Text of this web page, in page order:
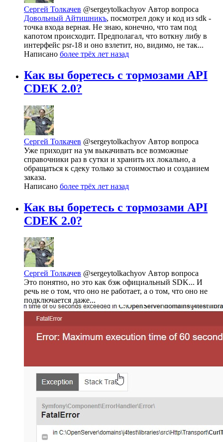
Сергей Толкачев @sergeytolkachyov Автор вопроса
Довольный Айтишникъ, посмотрел доку и код из sdk -
точка входа верная. Не знаю, конечно, что там под
капотом происходит. Предполагал, что воткну либу в
интерфейс psr-18 и оно взлетит, но, видимо, не так...
Написано более трёх лет назад
Как вы боретесь с тормозами API
CDEK 2.0?
Сергей Толкачев @sergeytolkachyov Автор вопроса
Уже приходит на ум выкачивать все возможные
справочники раз в сутки и хранить их локально, а
обращаться к сдеку только за стоимостью и созданием
заказа.
Написано более трёх лет назад
Как вы боретесь с тормозами API
CDEK 2.0?
Сергей Толкачев @sergeytolkachyov Автор вопроса
Это понятно, но это как бэж официальный SDK... И
речь не о том, что оно не работает, а о том, что оно не
подключается даже...